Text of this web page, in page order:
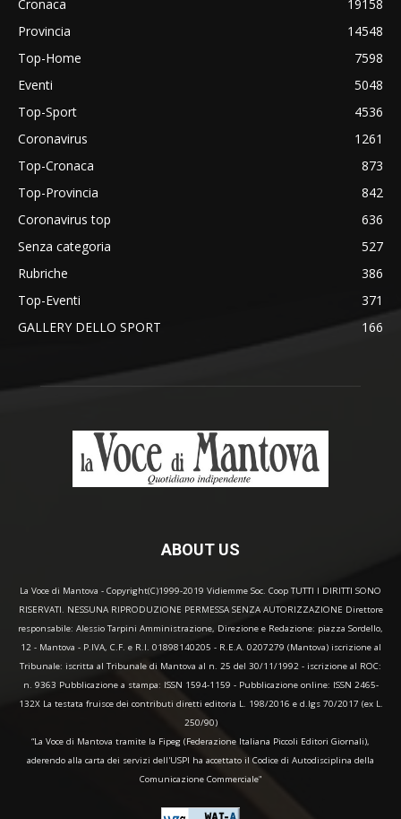
Cronaca
19158
Provincia
14548
Top-Home
7598
Eventi
5048
Top-Sport
4536
Coronavirus
1261
Top-Cronaca
873
Top-Provincia
842
Coronavirus top
636
Senza categoria
527
Rubriche
386
Top-Eventi
371
GALLERY DELLO SPORT
166
ABOUT US
La Voce di Mantova - Copyright(C)1999-2019 Vidiemme Soc. Coop TUTTI I DIRITTI SONO
RISERVATI. NESSUNA RIPRODUZIONE PERMESSA SENZA AUTORIZZAZIONE Direttore
responsabile: Alessio Tarpini Amministrazione, Direzione e Redazione: piazza Sordello,
12 - Mantova - P.IVA, C.F. e R.I. 01898140205 - R.E.A. 0207279 (Mantova) iscrizione al
Tribunale: iscritta al Tribunale di Mantova al n. 25 del 30/11/1992 - iscrizione al ROC:
n. 9363 Pubblicazione a stampa: ISSN 1594-1159 - Pubblicazione online: ISSN 2465-
132X La testata fruisce dei contributi diretti editoria L. 198/2016 e d.lgs 70/2017 (ex L.
250/90)
“La Voce di Mantova tramite la Fipeg (Federazione Italiana Piccoli Editori Giornali),
aderendo alla carta dei servizi dell'USPI ha accettato il Codice di Autodisciplina della
Comunicazione Commerciale"